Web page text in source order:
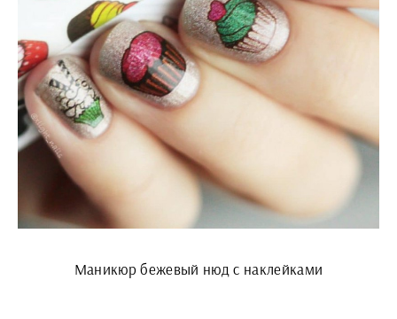
Маникюр бежевый нюд с наклейками